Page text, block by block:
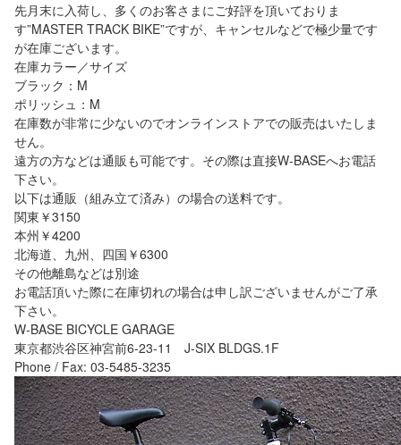
先月末に入荷し、多くのお客さまにご好評を頂いておりま
す”MASTER TRACK BIKE”ですが、キャンセルなどで極少量です
が在庫ございます。
在庫カラー／サイズ
ブラック：M
ポリッシュ：M
在庫数が非常に少ないのでオンラインストアでの販売はいたしま
せん。
遠方の方などは通販も可能です。その際は直接W-BASEへお電話
下さい。
以下は通販（組み立て済み）の場合の送料です。
関東￥3150
本州￥4200
北海道、九州、四国￥6300
その他離島などは別途
お電話頂いた際に在庫切れの場合は申し訳ございませんがご了承
下さい。
W-BASE BICYCLE GARAGE
東京都渋谷区神宮前6-23-11 J-SIX BLDGS.1F
Phone / Fax: 03-5485-3235